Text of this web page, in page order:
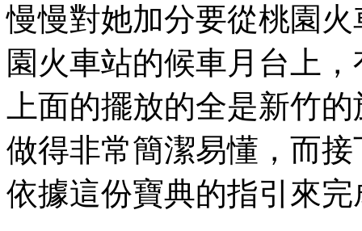
慢慢對她加分要從桃園
園火車站的候車月台上
上面的擺放的全是新竹
做得非常簡潔易懂，而
依據這份寶典的指引來完